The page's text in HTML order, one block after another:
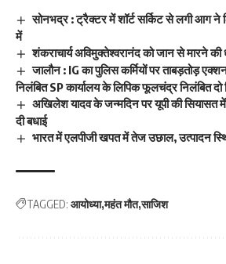
सोनभद्र : ट्रैक्टर में शॉर्ट सर्किट से लगी आग
में
शंकराचार्य अविमुक्तेश्वरानंद को जान से मारने की
जालौन : IG का पुलिस कर्मियों पर ताबड़तोड़
निलंबित SP कार्यालय के लिपिक फूलचंद्र निलंबित दो
अखिलेश यादव के जन्मदिन पर यूपी की सियासत
दी बधाई
भारत में एलपीजी खपत में तेज उछाल, उत्पादन
TAGGED: आयोध्या महंत मौत साजिश